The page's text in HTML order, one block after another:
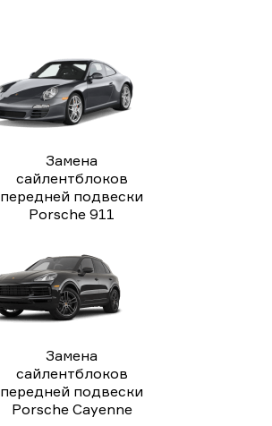
Замена
сайлентблоков
передней подвески
Porsche 911
Замена
сайлентблоков
передней подвески
Porsche Cayenne